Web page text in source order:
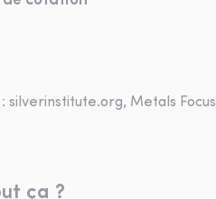
silverinstitute.org, Metals
ça ?